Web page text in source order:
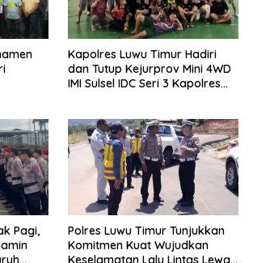
Kapolres Luwu Timur Hadiri
dan Tutup Kejurprov Mini 4WD
IMI Sulsel IDC Seri 3 Kapolres
Pagi,
Polres Luwu Timur Tunjukkan
Komitmen Kuat Wujudkan
Keselamatan Lalu Lintas Lewat